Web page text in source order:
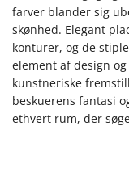
farver blander sig
skønhed. Elegant
konturer, og de
element af design
kunstneriske
beskuerens fantasi
ethvert rum, der